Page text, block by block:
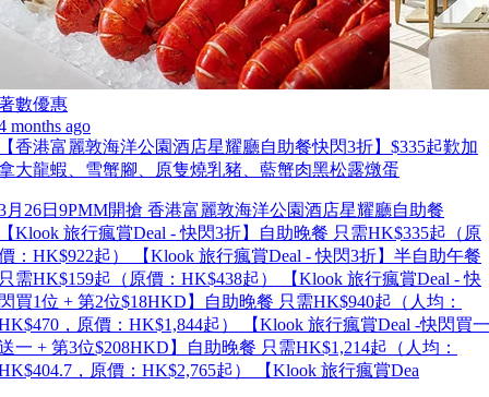
數優惠
months ago
香港富麗敦海洋公園酒店星耀廳自助餐快閃3折】$335起歎加
大龍蝦、雪蟹腳、原隻燒乳豬、藍蟹肉黑松露燉蛋
月26日9PMM開搶 香港富麗敦海洋公園酒店星耀廳自助餐
Klook 旅行瘋賞Deal - 快閃3折】自助晚餐 只需HK$335起（原
：HK$922起） 【Klook 旅行瘋賞Deal - 快閃3折】半自助午餐
需HK$159起（原價：HK$438起） 【Klook 旅行瘋賞Deal - 快
買1位 + 第2位$18HKD】自助晚餐 只需HK$940起（人均：
，原價：HK$1,844起） 【Klook 旅行瘋賞Deal -快閃買一
一 + 第3位$208HKD】自助晚餐 只需HK$1,214起（人均：
，原價：HK$2,765起） 【Klook 旅行瘋賞Dea